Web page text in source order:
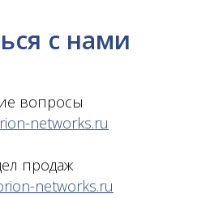
с нами
вопросы
networks.ru
продаж
networks.ru